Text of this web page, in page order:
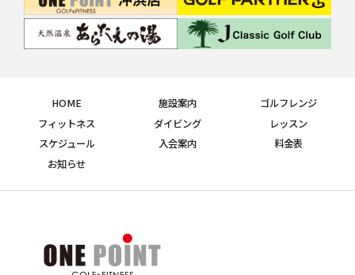
HOME 施設案内
ゴルフレンジ
フィットネス
ダイビング
レッスン
スケジュール
入会案内
料金表
お知らせ